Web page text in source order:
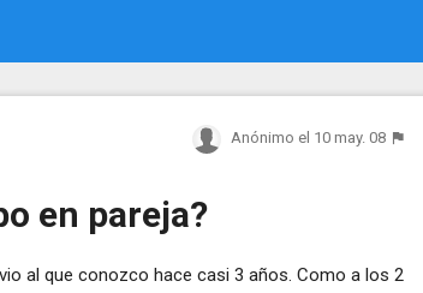
Anónimo el 10 may. 08
en pareja?
al que conozco hace casi 3 años. Como a los 2